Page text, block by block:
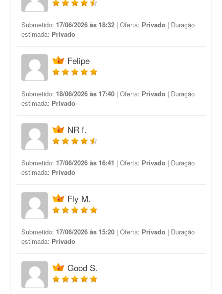
Submetido: 17/06/2026 às 18:32 | Oferta: Privado | Duração
estimada: Privado
Felipe
Submetido: 18/06/2026 às 17:40 | Oferta: Privado | Duração
estimada: Privado
NR f.
Submetido: 17/06/2026 às 16:41 | Oferta: Privado | Duração
estimada: Privado
Fly M.
Submetido: 17/06/2026 às 15:20 | Oferta: Privado | Duração
estimada: Privado
Good S.